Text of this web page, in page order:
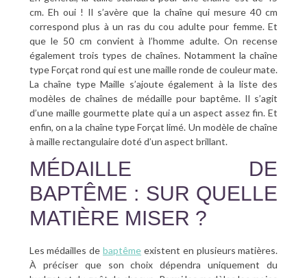
cm. Eh oui ! Il s’avère que la chaîne qui mesure 40 cm
correspond plus à un ras du cou adulte pour femme. Et
que le 50 cm convient à l’homme adulte. On recense
également trois types de chaînes. Notamment la chaîne
type Forçat rond qui est une maille ronde de couleur mate.
La chaîne type Maille s’ajoute également à la liste des
modèles de chaînes de médaille pour baptême. Il s’agit
d’une maille gourmette plate qui a un aspect assez fin. Et
enfin, on a la chaîne type Forçat limé. Un modèle de chaîne
à maille rectangulaire doté d’un aspect brillant.
MÉDAILLE DE
BAPTÊME : SUR QUELLE
MATIÈRE MISER ?
Les médailles debaptême existent en plusieurs matières.
À préciser que son choix dépendra uniquement du